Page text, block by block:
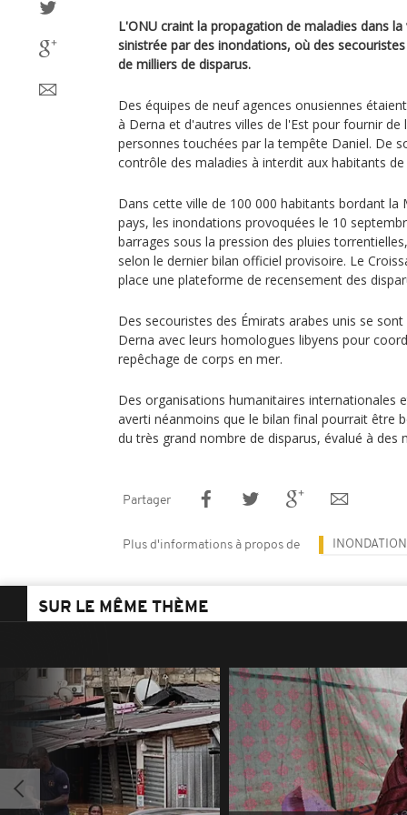
L'ONU craint la propagation de maladies dans la
sinistrée par des inondations, où des
de milliers de disparus.
Des équipes de neuf agences onusiennes
à Derna et d'autres villes de l'Est pour fournir de
personnes touchées par la tempête Daniel. De
contrôle des maladies à interdit aux habitants
Dans cette ville de 100 000 habitants bordant la
pays, les inondations provoquées le 10
barrages sous la pression des pluies
selon le dernier bilan officiel provisoire. Le
place une plateforme de recensement des
Des secouristes des Émirats arabes unis se
Derna avec leurs homologues libyens pour
repêchage de corps en mer.
Des organisations humanitaires internationales
averti néanmoins que le bilan final pourrait être
du très grand nombre de disparus, évalué à des
Partager
Plus d'informations à propos de
SUR LE MÊME THÈME